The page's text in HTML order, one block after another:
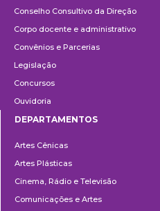
Conselho Consultivo da Direção
Corpo docente e administrativo
Convênios e Parcerias
Legislação
Concursos
Ouvidoria
DEPARTAMENTOS
Artes Cênicas
Artes Plásticas
Cinema, Rádio e Televisão
Comunicações e Artes